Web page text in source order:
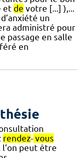
et de votre [...] ),...
un
administré pour
passage en salle
en
rendez- vous
l’on peut être